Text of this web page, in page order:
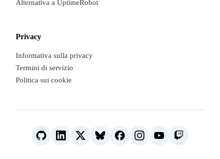
Alternativa a UptimeRobot
Privacy
Informativa sulla privacy
Termini di servizio
Politica sui cookie